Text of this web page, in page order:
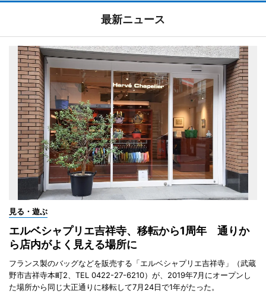
最新ニュース
見る・遊ぶ
エルベシャプリエ吉祥寺、移転から1周年 通りか
ら店内がよく見える場所に
フランス製のバッグなどを販売する「エルベシャプリエ吉祥寺」（武蔵
野市吉祥寺本町2、TEL 0422-27-6210）が、2019年7月にオープンし
た場所から同じ大正通りに移転して7月24日で1年がたった。